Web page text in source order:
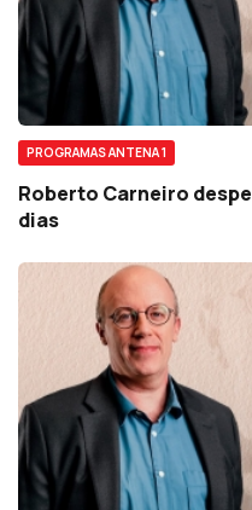
PROGRAMAS ANTENA 1
Roberto Carneiro
dias